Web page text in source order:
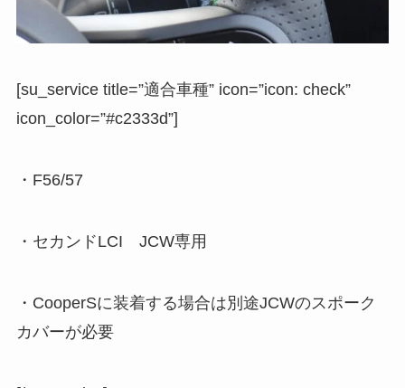
[su_service title=”適合車種” icon=”icon: check”
icon_color=”#c2333d”]
・F56/57
・セカンドLCI JCW専用
・CooperSに装着する場合は別途JCWのスポーク
カバーが必要